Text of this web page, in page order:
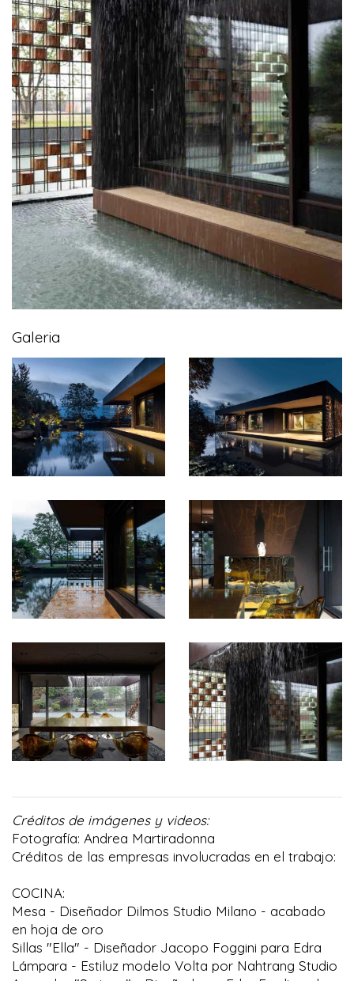
Galeria
Créditos de imágenes y videos:
Fotografía: Andrea Martiradonna
Créditos de las empresas involucradas en el trabajo:
COCINA:
Mesa - Diseñador Dilmos Studio Milano - acabado
en hoja de oro
Sillas "Ella" - Diseñador Jacopo Foggini para Edra
Lámpara - Estiluz modelo Volta por Nahtrang Studio